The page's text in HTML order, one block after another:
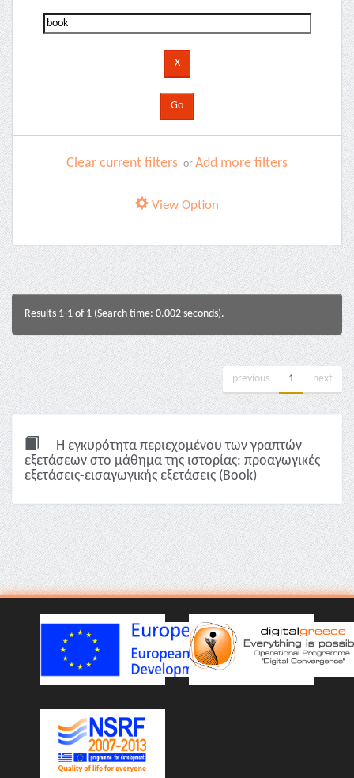
Clear current filters or Add more filters
View Option
Results 1-1 of 1 (Search time: 0.002 seconds).
previous 1 next
Η εγκυρότητα περιεχομένου των γραπτών
εξετάσεων στο μάθημα της ιστορίας: προαγωγικές
εξετάσεις-εισαγωγικής εξετάσεις (Book)